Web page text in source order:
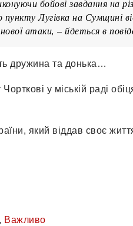
бойові завдання на
пункту Лугівка на Сумщині
атаки, – йдеться в
дружина та донька…
Чорткові у міській раді
який віддав своє
, Важливо